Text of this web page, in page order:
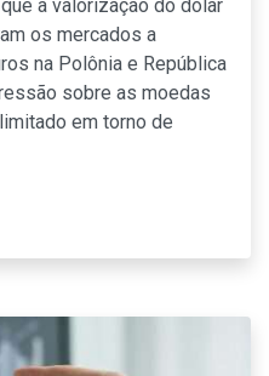
a valorização do dólar
os mercados a
na Polônia e República
sobre as moedas
em torno de